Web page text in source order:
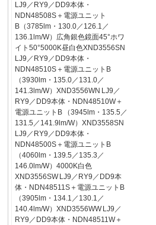
LJ9／RY9／DD9本体・
NDN48508S＋電源ユニット
B（3785lm・130.0／126.1／
136.1lm/W）広角銀色鏡面45°ホワ
イト50°5000K昼白色XND3556SN
LJ9／RY9／DD9本体・
NDN48510S＋電源ユニットB
（3930lm・135.0／131.0／
141.3lm/W）XND3556WN LJ9／
RY9／DD9本体・NDN48510W＋
電源ユニットB （3945lm・135.5／
131.5／141.9lm/W）XND3558SN
LJ9／RY9／DD9本体・
NDN48500S＋電源ユニットB
（4060lm・139.5／135.3／
146.0lm/W）4000K白色
XND3556SW LJ9／RY9／DD9本
体・NDN48511S＋電源ユニットB
（3905lm・134.1／130.1／
140.4lm/W）XND3556WW LJ9／
RY9／DD9本体・NDN48511W＋